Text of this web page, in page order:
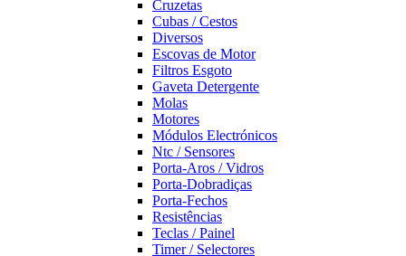
Cruzetas
Cubas / Cestos
Diversos
Escovas de Motor
Filtros Esgoto
Gaveta Detergente
Molas
Motores
Módulos Electrónicos
Ntc / Sensores
Porta-Aros / Vidros
Porta-Dobradiças
Porta-Fechos
Resistências
Teclas / Painel
Timer / Selectores